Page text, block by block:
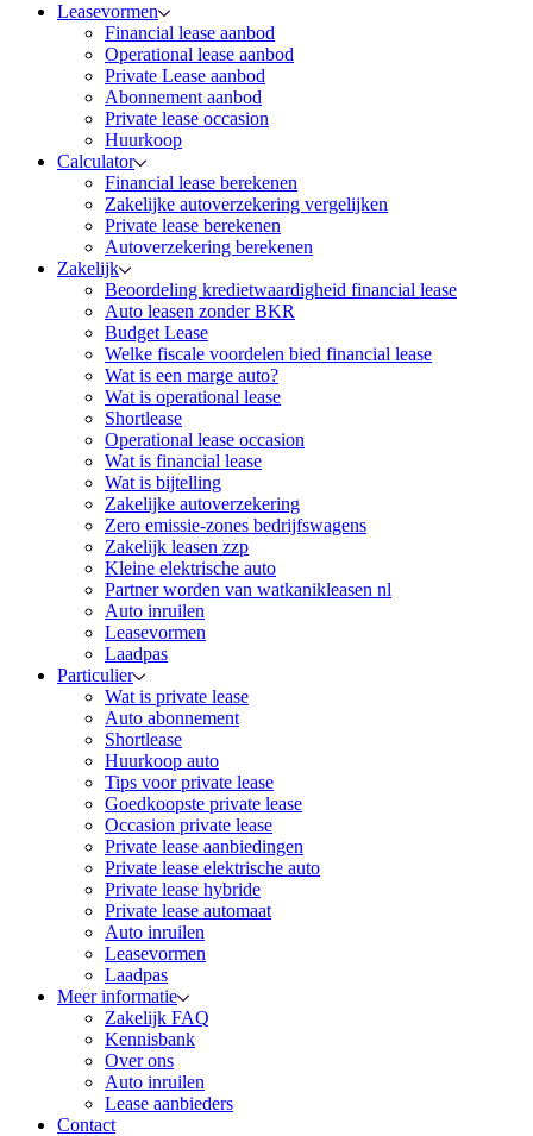
Leasevormen
Financial lease aanbod
Operational lease aanbod
Private Lease aanbod
Abonnement aanbod
Private lease occasion
Huurkoop
Calculator
Financial lease berekenen
Zakelijke autoverzekering vergelijken
Private lease berekenen
Autoverzekering berekenen
Zakelijk
Beoordeling kredietwaardigheid financial lease
Auto leasen zonder BKR
Budget Lease
Welke fiscale voordelen bied financial lease
Wat is een marge auto?
Wat is operational lease
Shortlease
Operational lease occasion
Wat is financial lease
Wat is bijtelling
Zakelijke autoverzekering
Zero emissie-zones bedrijfswagens
Zakelijk leasen zzp
Kleine elektrische auto
Partner worden van watkanikleasen nl
Auto inruilen
Leasevormen
Laadpas
Particulier
Wat is private lease
Auto abonnement
Shortlease
Huurkoop auto
Tips voor private lease
Goedkoopste private lease
Occasion private lease
Private lease aanbiedingen
Private lease elektrische auto
Private lease hybride
Private lease automaat
Auto inruilen
Leasevormen
Laadpas
Meer informatie
Zakelijk FAQ
Kennisbank
Over ons
Auto inruilen
Lease aanbieders
Contact